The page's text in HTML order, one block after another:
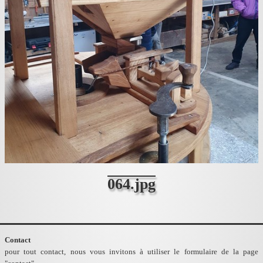
064.jpg
Contact
pour tout contact, nous vous invitons à utiliser le formulaire de la page